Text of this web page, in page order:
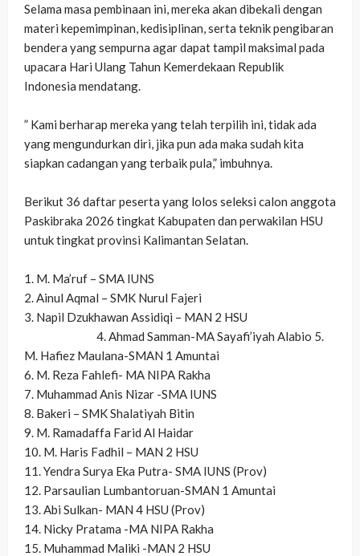
‎Selama masa pembinaan ini, mereka akan dibekali dengan
materi kepemimpinan, kedisiplinan, serta teknik pengibaran
bendera yang sempurna agar dapat tampil maksimal pada
upacara Hari Ulang Tahun Kemerdekaan Republik
Indonesia mendatang.
‎” Kami berharap mereka yang telah terpilih ini, tidak ada
yang mengundurkan diri, jika pun ada maka sudah kita
siapkan cadangan yang terbaik pula,” imbuhnya.
‎Berikut 36 daftar peserta yang lolos seleksi calon anggota
Paskibraka 2026 tingkat Kabupaten dan perwakilan HSU
untuk tingkat provinsi Kalimantan Selatan.
‎1. M. Ma’ruf – SMA IUNS
‎2. Ainul Aqmal – SMK Nurul Fajeri
‎3. Napil Dzukhawan Assidiqi – MAN 2 HSU
4. Ahmad Samman-MA Sayafi’iyah Alabio 5.
M. Hafiez Maulana-SMAN 1 Amuntai
‎6. M. Reza Fahlefi- MA NIPA Rakha
‎7. Muhammad Anis Nizar -SMA IUNS
‎8. Bakeri – SMK Shalatiyah Bitin
‎9. M. Ramadaffa Farid Al Haidar
‎10. M. Haris Fadhil – MAN 2 HSU
‎11. Yendra Surya Eka Putra- SMA IUNS (Prov)
‎12. Parsaulian Lumbantoruan-SMAN 1 Amuntai
‎13. Abi Sulkan- MAN 4 HSU (Prov)
‎14. Nicky Pratama -MA NIPA Rakha
‎15. Muhammad Maliki -MAN 2 HSU